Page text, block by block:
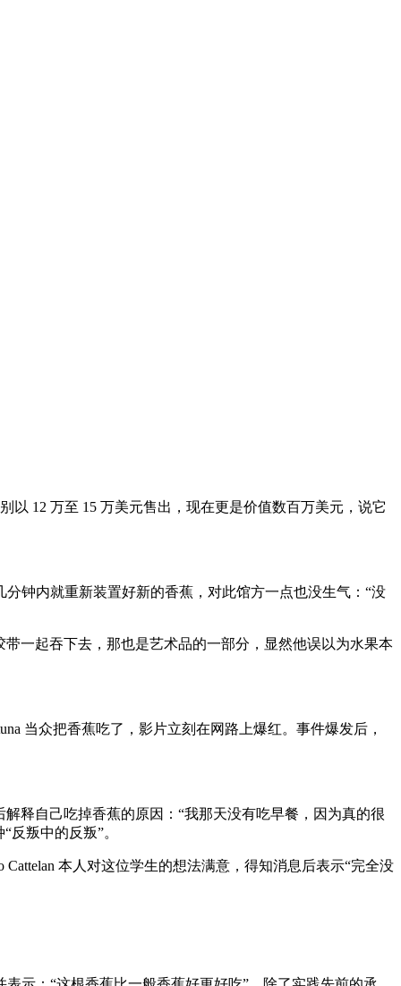
以 12 万至 15 万美元售出，现在更是价值数百万美元，说它
钟内就重新装置好新的香蕉，对此馆方一点也没生气：“没
一起吞下去，那也是艺术品的一部分，显然他误以为水果本
当众把香蕉吃了，影片立刻在网路上爆红。事件爆发后，
释自己吃掉香蕉的原因：“我那天没有吃早餐，因为真的很
反叛中的反叛”。
本人对这位学生的想法满意，得知消息后表示“完全没